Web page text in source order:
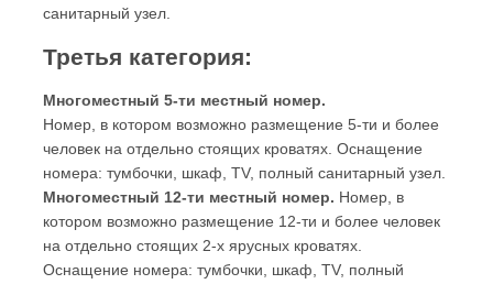
санитарный узел.
Третья категория:
Многоместный 5-ти местный номер.
Номер, в котором возможно размещение 5-ти и более
человек на отдельно стоящих кроватях. Оснащение
номера: тумбочки, шкаф, TV, полный санитарный узел.
Многоместный 12-ти местный номер. Номер, в
котором возможно размещение 12-ти и более человек
на отдельно стоящих 2-х ярусных кроватях.
Оснащение номера: тумбочки, шкаф, TV, полный